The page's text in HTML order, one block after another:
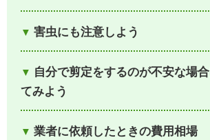
害虫にも注意しよう
自分で剪定をするのが不安な場
てみよう
業者に依頼したときの費用相場